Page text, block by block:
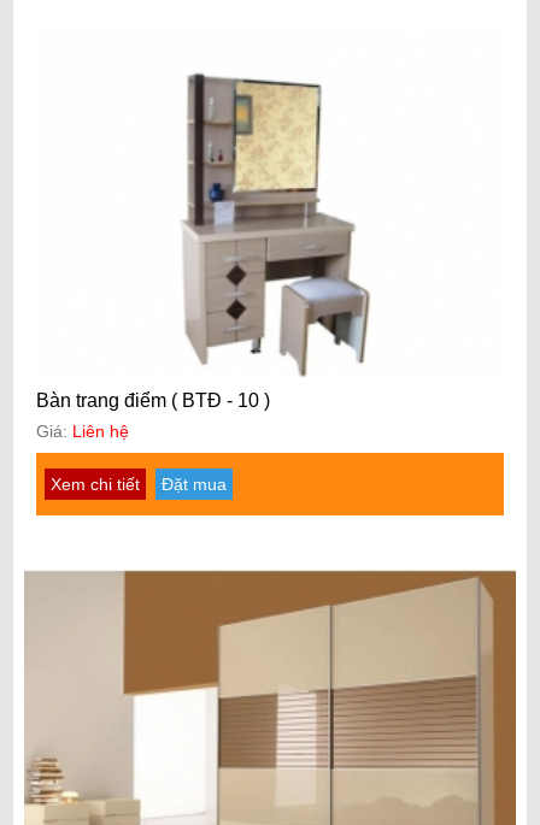
Bàn trang điểm ( BTĐ - 10 )
Giá: Liên hệ
Xem chi tiết Đặt mua